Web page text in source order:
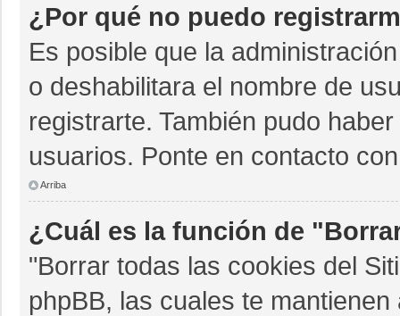
¿Por qué no puedo
Es posible que la
o deshabilitara el nombre de
registrarte. También pudo
usuarios. Ponte en contacto
Arriba
¿Cuál es la función de
"Borrar todas las cookies del
phpBB, las cuales te